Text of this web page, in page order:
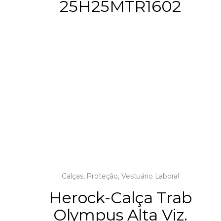
25H25MTR1602
Calças, Proteção, Vestuário Laboral
Herock-Calça Trab
Olympus Alta Viz.